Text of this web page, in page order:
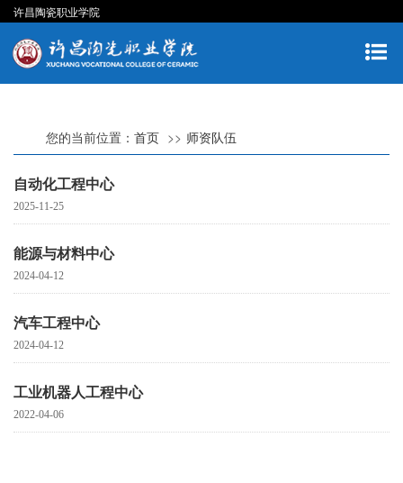
许昌陶瓷职业学院
您的当前位置： 首页 师资队伍
自动化工程中心
2025-11-25
能源与材料中心
2024-04-12
汽车工程中心
2024-04-12
工业机器人工程中心
2022-04-06